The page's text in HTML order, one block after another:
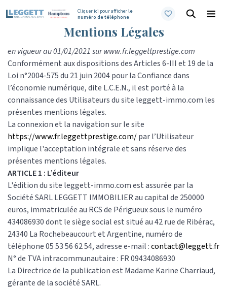
Cliquer ici pour afficherle
numéro de téléphone
Mentions Légales
en vigueur au 01/01/2021 sur www.fr.leggettprestige.com
Conformément aux dispositions des Articles 6-III et 19 de la
Loi n°2004-575 du 21 juin 2004 pour la Confiance dans
l’économie numérique, dite L.C.E.N., il est porté à la
connaissance des Utilisateurs du site leggett-immo.com les
présentes mentions légales.
La connexion et la navigation sur le site
https://www.fr.leggettprestige.com/par l’Utilisateur
implique l'acceptation intégrale et sans réserve des
présentes mentions légales.
ARTICLE 1 : L’éditeur
L'édition du site leggett-immo.com est assurée par la
Société SARL LEGGETT IMMOBILIER au capital de 250000
euros, immatriculée au RCS de Périgueux sous le numéro
434086930 dont le siège social est situé au 42 rue de Ribérac,
24340 La Rochebeaucourt et Argentine, numéro de
téléphone 05 53 56 62 54, adresse e-mail :contact@leggett.fr
N° de TVA intracommunautaire : FR 09434086930
La Directrice de la publication est Madame Karine Charriaud,
gérante de la société SARL.